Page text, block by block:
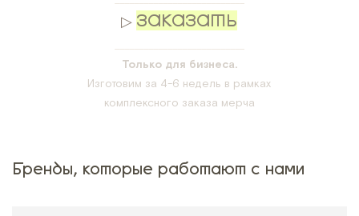
▷ ЗАКАЗАТЬ
Только для бизнеса.
Изготовим за 4-6 недель в рамках
комплексного заказа мерча
Бренды, которые работают с нами